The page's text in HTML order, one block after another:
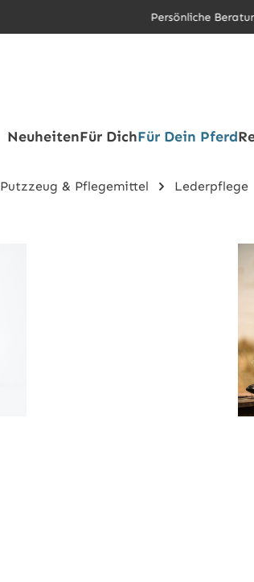
Persönliche
NeuheitenFür DichFür Dein Pferd
Putzzeug & Pflegemittel Lederpflege